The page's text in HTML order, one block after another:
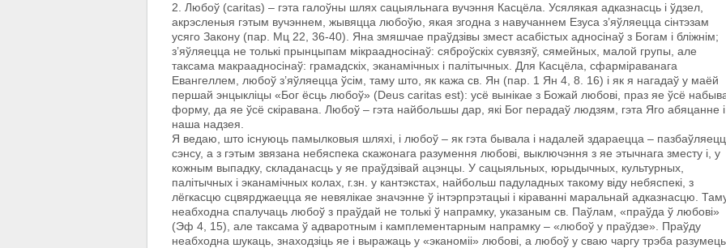
2. Любоў (caritas) – гэта галоўны шлях сацыяльнага вучэння Касцёла. Усялякая адказнасць i ўдзел,
акрэсленыя гэтым вучэннем, жывяцца любоўю, якая згодна з навучаннем Езуса з’яўляецца сінтэзам
усяго Закону (пар. Мц 22, 36-40). Яна змяшчае праўдзівы змест асабістых адносінаў з Богам i бліжнім;
з’яўляецца не толькі прынцыпам мікраадносінаў: сяброўскіх сувязяў, сямейных, малой групы, але
таксама макраадносінаў: грамадскіх, эканамічных i палітычных. Для Касцёла, сфарміраванага
Евангеллем, любоў з’яўляецца ўсім, таму што, як кажа св. Ян (пар. 1 Ян 4, 8. 16) i як я нагадаў у маёй
першай энцыкліцы «Бог ёсць любоў» (Deus caritas est): усё вынікае з Божай любові, праз яе ўсё
форму, да яе ўсё скіравана. Любоў – гэта найбольшы дар, які Бог перадаў людзям, гэта Яго абяцанне i
наша надзея.
Я ведаю, што існуюць памылковыя шляхі, і любоў – як гэта бывала i надалей здараецца –
сэнсу, а з гэтым звязана небяспека скажонага разумення любові, выключэння з яе этычнага зместу i, у
кожным выпадку, складанасць у яе праўдзівай ацэнцы. У сацыяльных, юрыдычных, культурных,
палітычных i эканамічных колах, г.зн. у кантэкстах, найбольш падуладных такому віду небяспекі, з
лёгкасцю сцвярджаецца яе невялікае значэнне ў інтэрпрэтацыі i кіраванні маральнай адказнасцю.
неабходна спалучаць любоў з праўдай не толькі ў напрамку, указаным св. Паўлам, «праўда ў любові»
(Эф 4, 15), але таксама ў адваротным i камплементарным напрамку – «любоў у праўдзе». Праўду
неабходна шукаць, знаходзіць яе i выражаць у «эканоміі» любові, а любоў у сваю чаргу трэба разумець,